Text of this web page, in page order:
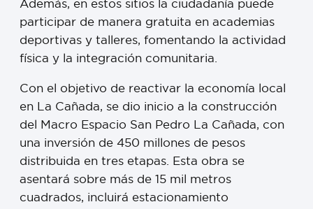
Además, en estos sitios la ciudadanía puede
participar de manera gratuita en academias
deportivas y talleres, fomentando la actividad
física y la integración comunitaria.
Con el objetivo de reactivar la economía local
en La Cañada, se dio inicio a la construcción
del Macro Espacio San Pedro La Cañada, con
una inversión de 450 millones de pesos
distribuida en tres etapas. Esta obra se
asentará sobre más de 15 mil metros
cuadrados, incluirá estacionamiento